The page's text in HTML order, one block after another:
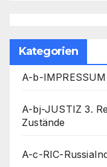
Kategorien
A-b-IMPRESSUM
A-bj-JUSTIZ 3.
Zustände
A-c-RIC-